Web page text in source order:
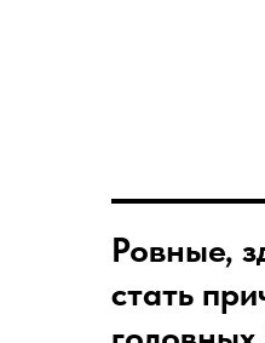
Ровные,
стать